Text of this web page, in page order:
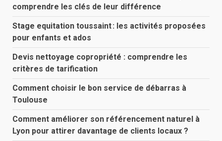
comprendre les clés de leur différence
Stage equitation toussaint : les activités proposées
pour enfants et ados
Devis nettoyage copropriété : comprendre les
critères de tarification
Comment choisir le bon service de débarras à
Toulouse
Comment améliorer son référencement naturel à
Lyon pour attirer davantage de clients locaux ?